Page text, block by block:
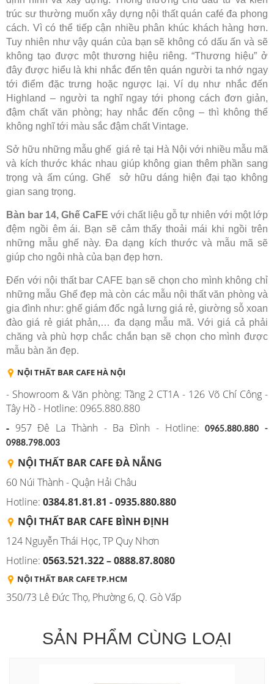
trúc sư thường muốn xây dựng nội thất quán café đa phong
cách. Vì có thể tiếp cận nhiều phân khúc khách hàng hơn.
Tuy nhiên như vậy quán của bạn sẽ không có dấu ấn và sẽ
không tạo được một thương hiệu riêng. “Thương hiệu” ở
đây được hiểu là khi nhắc đến tên quán người ta nhớ ngay
tới điểm đặc trưng hoặc ngược lại. Ví dụ như nhắc đến
Highland – người ta nghĩ ngay tới phong cách đơn giản,
đậm chất văn phòng; hay nhắc đến cộng – thì không thể
không nghĩ tới màu sắc đậm chất Vintage.
Sở hữu những mẫu ghế giá rẻ tại Hà Nội với nhiều mẫu mã
và kích thước khác nhau giúp không gian thêm phần sang
trọng và ấm cúng. Ghế sở hữu dáng hiện đại tạo không
gian sang trọng.
Bàn bar 14, Ghế CaFE với chất liệu gỗ tự nhiên với một lớp
đệm ngồi êm ái. Bạn sẽ cảm thấy thoải mái khi ngồi trên
những mẫu ghế này. Đa dạng kích thước và mẫu mã sẽ
giúp cho ngôi nhà của bạn đẹp hơn.
Đến với nội thất bar CAFE bạn sẽ chọn cho mình không chỉ
những mẫu Ghế đẹp mà còn các mẫu nội thất văn phòng và
gia đình như: ghế giám đốc ngả lưng giá rẻ, giường sỗ xoan
đào giá rẻ giát phản,… đa dạng mẫu mã. Với giá cả phải
chăng và phù hợp chắc chắn bạn sẽ chọn cho mình được
mẫu bàn ăn đẹp.
NỘI THẤT BAR CAFE HÀ NỘI
- Showroom & Văn phòng: Tầng 2 CT1A - 126 Võ Chí Công -
Tây Hồ - Hotline: 0965.880.880
- 957 Đê La Thành - Ba Đình - Hotline:0965.880.880 -
0988.798.003
NỘI THẤT BAR CAFE ĐÀ NẴNG
60 Núi Thành - Quận Hải Châu
Hotline: 0384.81.81.81 - 0935.880.880
NỘI THẤT BAR CAFE BÌNH ĐỊNH
124 Nguyễn Thái Học, TP Quy Nhơn
Hotline: 0563.521.322 – 0888.87.8080
NỘI THẤT BAR CAFE TP.HCM
350/73 Lê Đức Thọ, Phường 6, Q. Gò Vấp
SẢN PHẨM CÙNG LOẠI